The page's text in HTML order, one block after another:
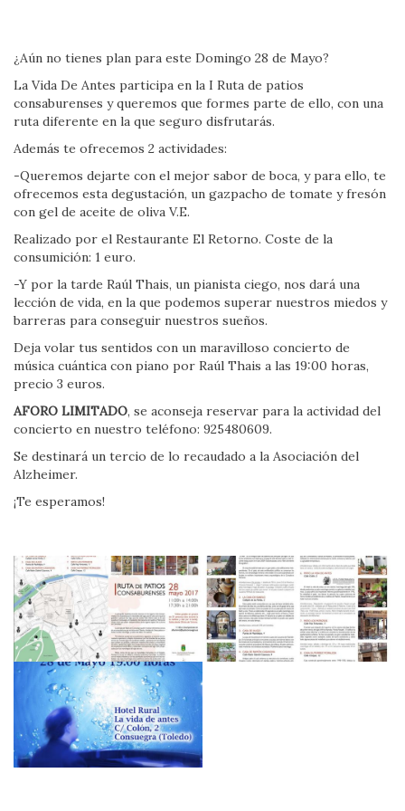
¿Aún no tienes plan para este Domingo 28 de Mayo?
La Vida De Antes participa en la I Ruta de patios
consaburenses y queremos que formes parte de ello, con una
ruta diferente en la que seguro disfrutarás.
Además te ofrecemos 2 actividades:
-Queremos dejarte con el mejor sabor de boca, y para ello, te
ofrecemos esta degustación, un gazpacho de tomate y fresón
con gel de aceite de oliva V.E.
Realizado por el Restaurante El Retorno. Coste de la
consumición: 1 euro.
-Y por la tarde Raúl Thais, un pianista ciego, nos dará una
lección de vida, en la que podemos superar nuestros miedos y
barreras para conseguir nuestros sueños.
Deja volar tus sentidos con un maravilloso concierto de
música cuántica con piano por Raúl Thais a las 19:00 horas,
precio 3 euros.
AFORO LIMITADO, se aconseja reservar para la actividad del
concierto en nuestro teléfono: 925480609.
Se destinará un tercio de lo recaudado a la Asociación del
Alzheimer.
¡Te esperamos!